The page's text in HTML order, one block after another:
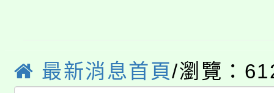
開!
115年桃園市運動會8/
最新消息首頁/瀏覽：